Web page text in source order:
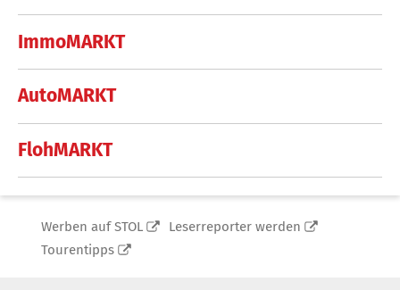
ImmoMARKT
AutoMARKT
FlohMARKT
Werben auf STOL
Leserreporter werden
Tourentipps